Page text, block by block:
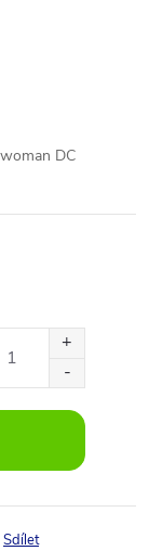
DC
Sdílet